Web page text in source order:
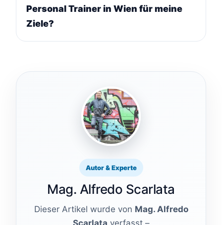
Personal Trainer in Wien für meine
Ziele?
Autor & Experte
Mag. Alfredo Scarlata
Dieser Artikel wurde von Mag. Alfredo
Scarlata verfasst –